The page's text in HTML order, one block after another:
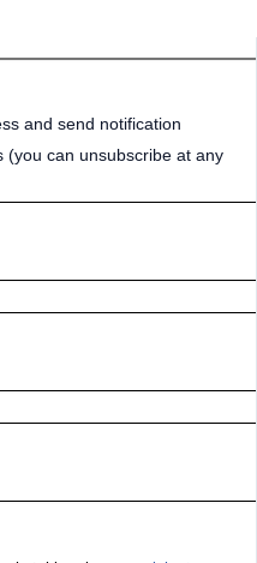
and send notification
(you can unsubscribe at any